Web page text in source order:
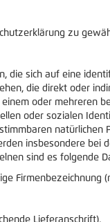
zu
die sich auf eine
die direkt oder
oder mehreren
oder sozialen
natürlichen
insbesondere
sind es folgende
Firmenbezeichnung
Lieferanschrift),